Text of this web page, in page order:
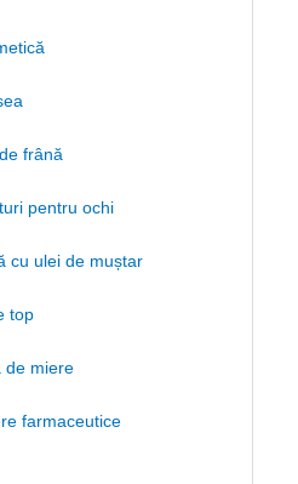
frână
pentru ochi
cu ulei de muștar
top
de miere
farmaceutice